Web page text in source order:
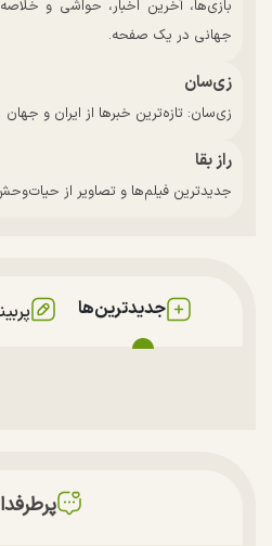
بازی‌ها، آخرین اخبار، حواشی و
جهانی در یک صفحه.
زی‌سان
زی‌سان: تازه‌ترین خبرها از ایران و جهان
راز بقا
جدیدترین فیلم‌ها و تصاویر از
جدیدترین‌ها